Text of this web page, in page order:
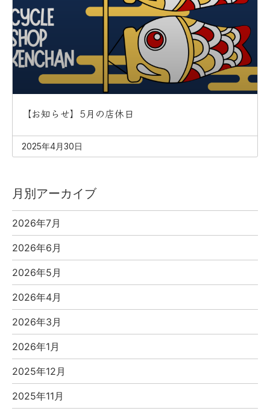
【お知らせ】5月の店休日
2025年4月30日
月別アーカイブ
2026年7月
2026年6月
2026年5月
2026年4月
2026年3月
2026年1月
2025年12月
2025年11月